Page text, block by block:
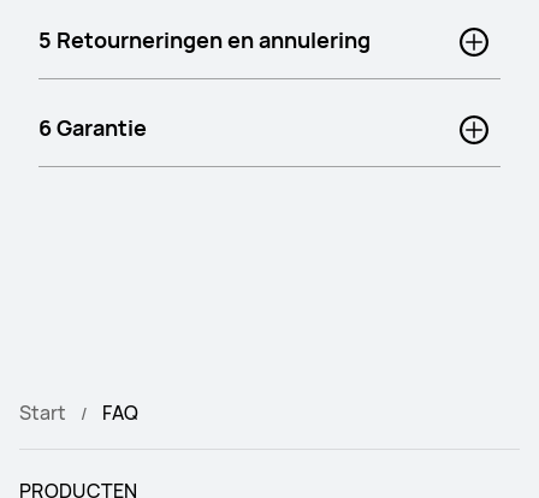
5 Retourneringen en annulering
6 Garantie
Start FAQ
PRODUCTEN